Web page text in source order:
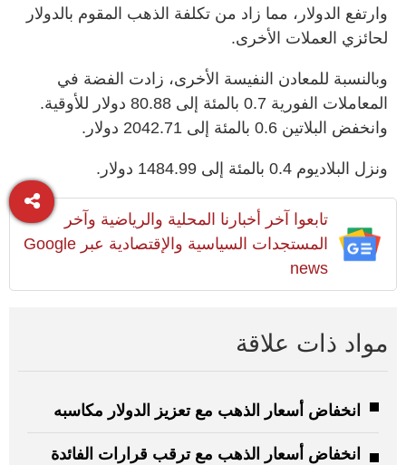
وارتفع الدولار، مما زاد من تكلفة الذهب المقوم بالدولار
لحائزي العملات الأخرى.
وبالنسبة للمعادن النفيسة الأخرى، زادت الفضة في
المعاملات الفورية 0.7 بالمئة إلى 80.88 دولار للأوقية.
وانخفض البلاتين 0.6 بالمئة إلى 2042.71 دولار.
ونزل البلاديوم ​0.4 بالمئة إلى ‌1484.99 دولار.
تابعوا آخر أخبارنا المحلية والرياضية وآخر
المستجدات السياسية والإقتصادية عبر Google
news
مواد ذات علاقة
انخفاض أسعار الذهب مع تعزيز الدولار مكاسبه
انخفاض أسعار الذهب مع ترقب قرارات الفائدة